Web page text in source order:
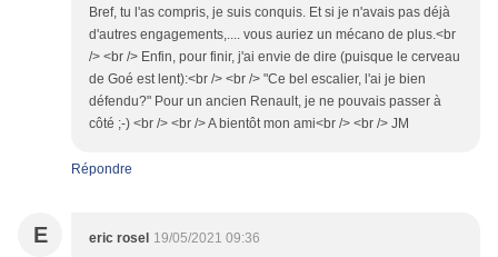
Bref, tu l'as compris, je suis conquis. Et si je n'avais pas déjà
d'autres engagements,.... vous auriez un mécano de plus.<br
/> <br /> Enfin, pour finir, j'ai envie de dire (puisque le cerveau
de Goé est lent):<br /> <br /> "Ce bel escalier, l'ai je bien
défendu?" Pour un ancien Renault, je ne pouvais passer à
côté ;-) <br /> <br /> A bientôt mon ami<br /> <br /> JM
Répondre
E eric rosel 19/05/2021 09:36